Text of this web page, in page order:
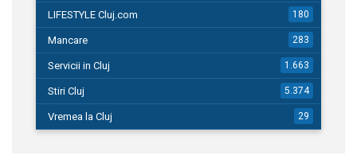
LIFESTYLE Cluj.com 180
Mancare 283
Servicii in Cluj 1.663
Stiri Cluj 5.374
Vremea la Cluj 29